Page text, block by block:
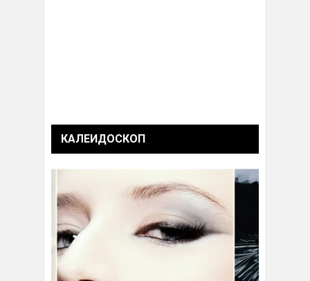
КАЛЕИДОСКОП